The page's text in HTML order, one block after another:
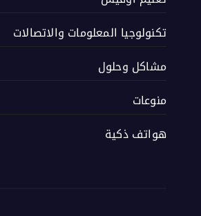
تكنولوجيا المعلومات والاتصالات
مشاكل وحلول
منوعات
هواتف ذكية